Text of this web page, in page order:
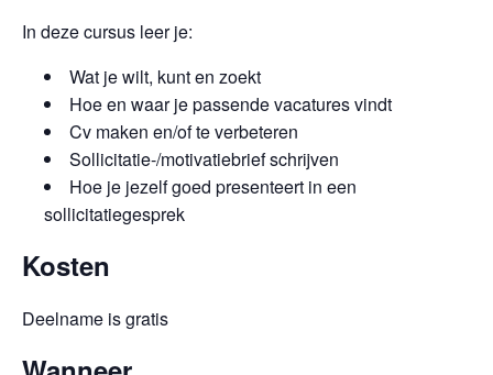
In deze cursus leer je:
Wat je wilt, kunt en zoekt
Hoe en waar je passende vacatures vindt
Cv maken en/of te verbeteren
Sollicitatie-/motivatiebrief schrijven
Hoe je jezelf goed presenteert in een
sollicitatiegesprek
Kosten
Deelname is gratis